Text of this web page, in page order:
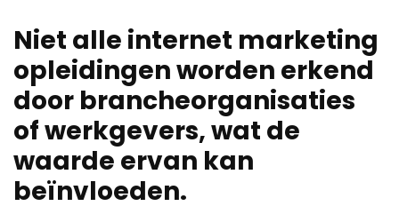
Niet alle internet marketing
opleidingen worden erkend
door brancheorganisaties
of werkgevers, wat de
waarde ervan kan
beïnvloeden.